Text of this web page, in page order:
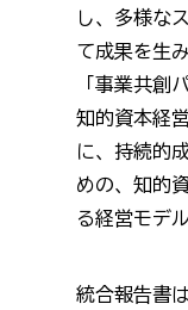
し、多様な
て成果を生
「事業共創
知的資本経
に、持続的
めの、知的
る経営モデ
統合報告書